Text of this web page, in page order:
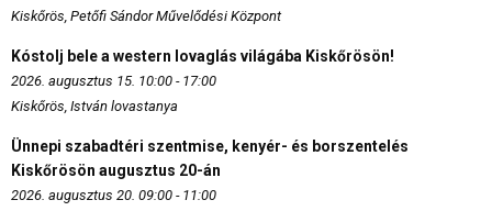
Kiskőrös, Petőfi Sándor Művelődési Központ
Kóstolj bele a western lovaglás világába Kiskőrösön!
2026. augusztus 15. 10:00 - 17:00
Kiskőrös, István lovastanya
Ünnepi szabadtéri szentmise, kenyér- és borszentelés
Kiskőrösön augusztus 20-án
2026. augusztus 20. 09:00 - 11:00